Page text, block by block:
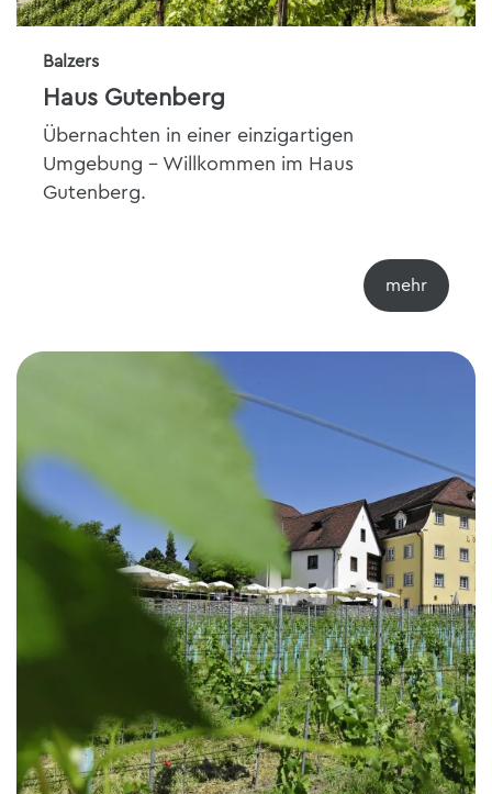
Balzers
Haus Gutenberg
Übernachten in einer einzigartigen
Umgebung - Willkommen im Haus
Gutenberg.